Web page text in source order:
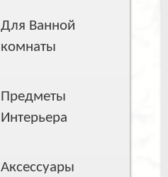
Для Ванной
комнаты
Предметы
Интерьера
Аксессуары